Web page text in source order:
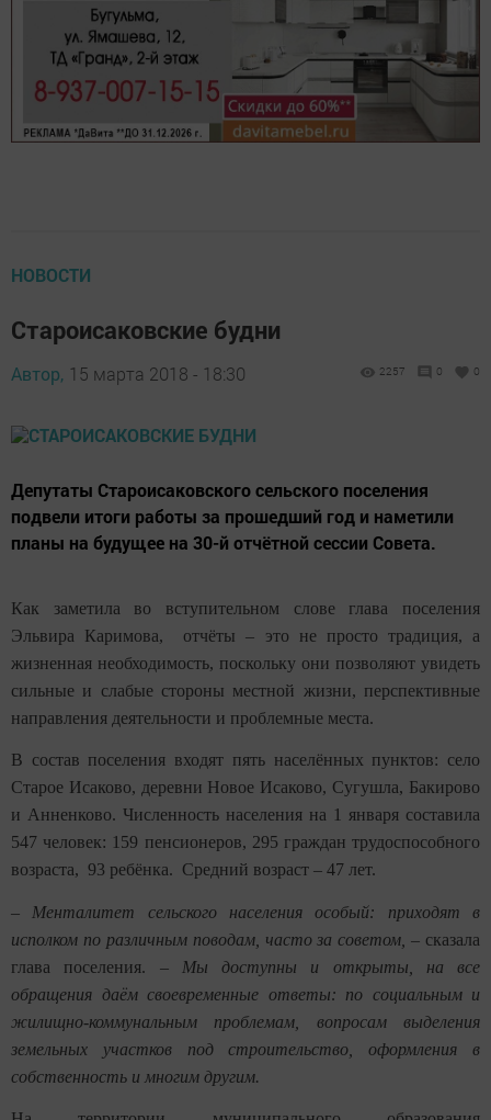
НОВОСТИ
Староисаковские будни
Автор, 15 марта 2018 - 18:30 2257 0 0
Депутаты Староисаковского сельского поселения
подвели итоги работы за прошедший год и наметили
планы на будущее на 30-й отчётной сессии Совета.
Как заметила во вступительном слове глава поселения
Эльвира Каримова, отчёты – это не просто традиция, а
жизненная необходимость, поскольку они позволяют увидеть
сильные и слабые стороны местной жизни, перспективные
направления деятельности и проблемные места.
В состав поселения входят пять населённых пунктов: село
Старое Исаково, деревни Новое Исаково, Сугушла, Бакирово
и Анненково. Численность населения на 1 января составила
547 человек: 159 пенсионеров, 295 граждан трудоспособного
возраста, 93 ребёнка. Средний возраст – 47 лет.
– Менталитет сельского населения особый: приходят в
исполком по различным поводам, часто за советом, – сказала
глава поселения. – Мы доступны и открыты, на все
обращения даём своевременные ответы: по социальным и
жилищно-коммунальным проблемам, вопросам выделения
земельных участков под строительство, оформления в
собственность и многим другим.